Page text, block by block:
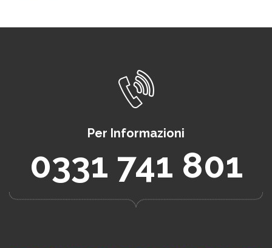
Per Informazioni
0331 741 801